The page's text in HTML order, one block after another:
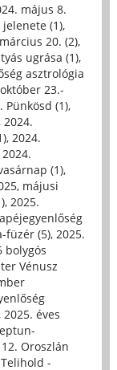
május 8.
(1),
20. (2),
ugrása (1),
asztrológia
23.-
Pünkösd (1),
2024.
, 2024.
2024.
(1),
májusi
, 2025.
füzér (5), 2025.
bolygós
Vénusz
2025. éves
Oroszlán
-